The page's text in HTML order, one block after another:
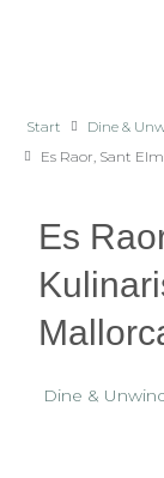
Start
Dine &
Es Raor, Sant
Es
Dine &